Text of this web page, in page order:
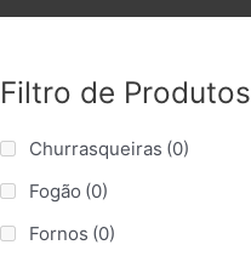
Filtro de Produtos
Churrasqueiras (0)
Fogão (0)
Fornos (0)